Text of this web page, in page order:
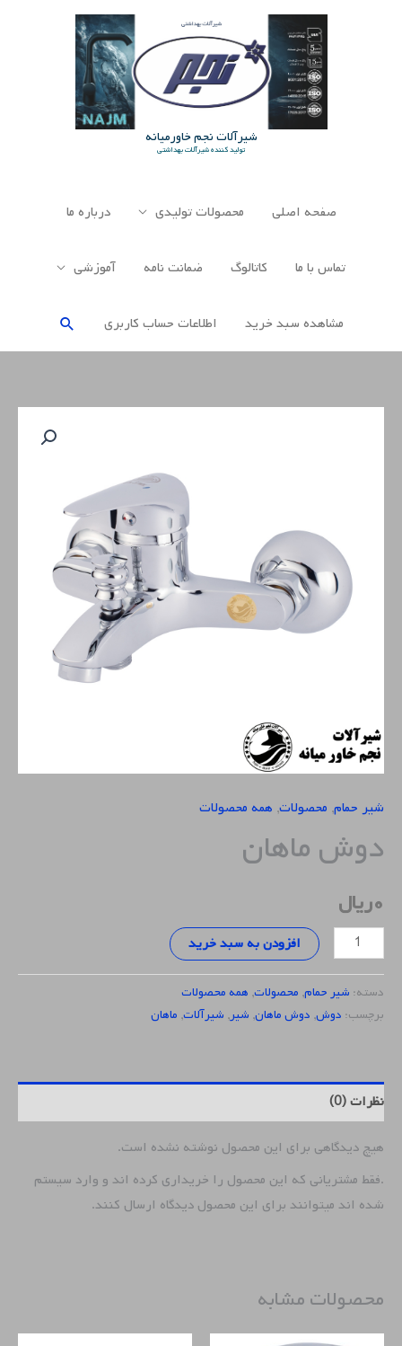
شیرآلات نجم خاورمیانه
تولید کننده شیرآلات بهداشتی
صفحه اصلی محصولات تولیدی درباره ما
تماس با ما کاتالوگ ضمانت نامه آموزشی
مشاهده سبد خرید اطلاعات حساب كاربری جستجو
شیر حمام, محصولات, همه محصولات
دوش ماهان
۰ریال
افزودن به سبد خرید
دسته: شیر حمام, محصولات, همه محصولات
برچسب: دوش, دوش ماهان, شیر, شیرآلات, ماهان
نظرات (0)
هیچ دیدگاهی برای این محصول نوشته نشده است.
.فقط مشتریانی که این محصول را خریداری کرده اند و وارد سیستم
شده اند میتوانند برای این محصول دیدگاه ارسال کنند.
محصولات مشابه